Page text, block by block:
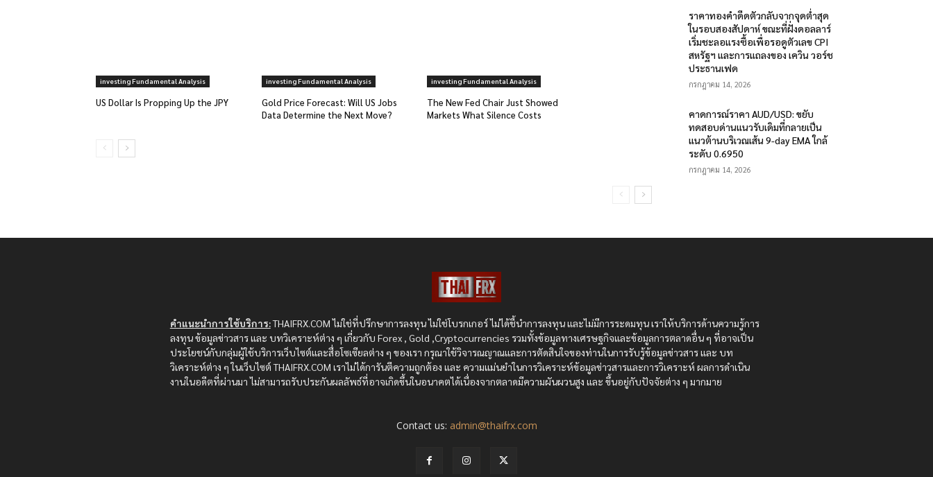
investing Fundamental Analysis
US Dollar Is Propping Up the JPY
investing Fundamental Analysis
Gold Price Forecast: Will US Jobs
Data Determine the Next Move?
investing Fundamental Analysis
The New Fed Chair Just Showed
Markets What Silence Costs
ราคาทองคำดีดตัวกลับจากจุดต่ำสุด
ในรอบสองสัปดาห์ ขณะที่ฝั่งดอลลาร์
เริ่มชะลอแรงซื้อเพื่อรอดูตัวเลข CPI
สหรัฐฯ และการแถลงของ เควิน วอร์ช
ประธานเฟด
กรกฎาคม 14, 2026
คาดการณ์ราคา AUD/USD: ขยับ
ทดสอบด่านแนวรับเดิมที่กลายเป็น
แนวต้านบริเวณเส้น 9-day EMA ใกล้
ระดับ 0.6950
กรกฎาคม 14, 2026
คำแนะนำการใช้บริการ:THAIFRX.COM ไม่ใช่ที่ปรึกษาการลงทุน ไม่ใช่โบรกเกอร์ ไม่ได้ชี้นำการลงทุน และไม่มีการระดมทุน เราให้บริการด้านความรู้การ
ลงทุน ข้อมูลข่าวสาร และ บทวิเคราะห์ต่าง ๆ เกี่ยวกับ Forex , Gold ,Cryptocurrencies รวมทั้งข้อมูลทางเศรษฐกิจและข้อมูลการตลาดอื่น ๆ ที่อาจเป็น
ประโยชน์กับกลุ่มผู้ใช้บริการเว็บไซต์และสื่อโซเซียลต่าง ๆ ของเรา กรุณาใช้วิจารณญาณและการตัดสินใจของท่านในการรับรู้ข้อมูลข่าวสาร และ บท
วิเคราะห์ต่าง ๆ ในเว็บไซต์ THAIFRX.COM เราไม่ได้การันตีความถูกต้อง และ ความแม่นยำในการวิเคราะห์ข้อมูลข่าวสารและการวิเคราะห์ ผลการดำเนิน
งานในอดีตที่ผ่านมา ไม่สามารถรับประกันผลลัพธ์ที่อาจเกิดขึ้นในอนาคตได้เนื่องจากตลาดมีความผันผวนสูง และ ขึ้นอยู่กับปัจจัยต่าง ๆ มากมาย
Contact us: admin@thaifrx.com